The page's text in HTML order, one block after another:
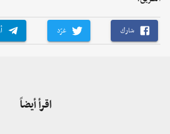
شارك غرّد
اقرأ أيضاً